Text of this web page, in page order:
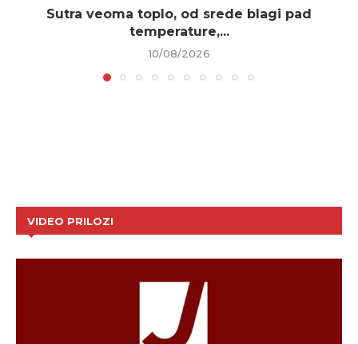
Sutra veoma toplo, od srede blagi pad
temperature,...
10/08/2026
VIDEO PRILOZI